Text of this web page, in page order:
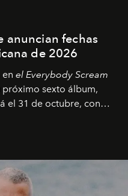
anuncian fechas
de 2026
el Everybody Scream
sexto álbum,
el 31 de octubre, con
de abril del próximo